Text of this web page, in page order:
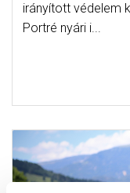
irányított védelem
Portré nyári i...